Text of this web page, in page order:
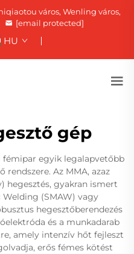
város, Wenling város,
[email protected]
HU
gép
fémipar egyik legalapvetőbb
rendszere. Az MMA, azaz
hegesztés, gyakran ismert
(SMAW) vagy
hegesztőberendezés
és a munkadarab
amely intenzív hőt fejleszt
erős fémes kötést